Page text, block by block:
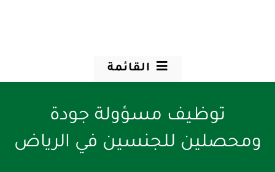
القائمة
توظيف مسؤولة جودة
ومحصلين للجنسين في الرياض